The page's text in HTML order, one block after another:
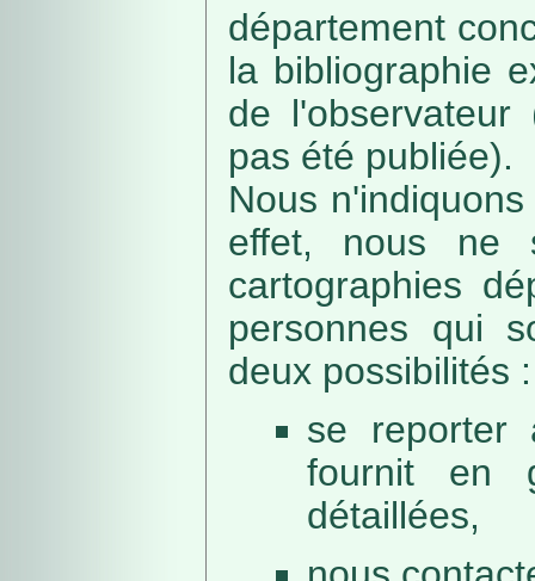
département
la bibliographie
de
pas été publiée).
Nous
effet, nous ne
cartographies
personnes qui
deux possibilités :
se reporter
fournit en
détaillées,